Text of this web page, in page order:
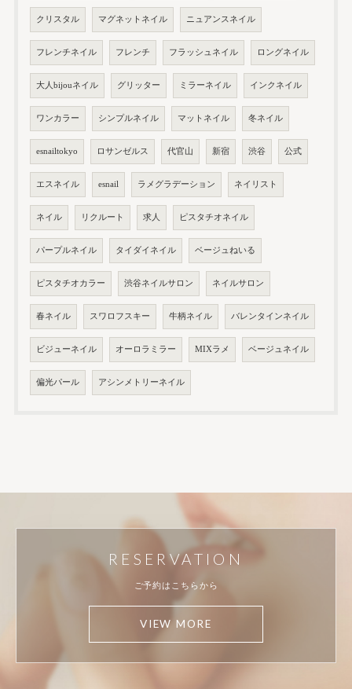
クリスタル マグネットネイル ニュアンスネイル
フレンチネイル フレンチ フラッシュネイル ロングネイル
大人bijouネイル グリッター ミラーネイル インクネイル
ワンカラー シンプルネイル マットネイル 冬ネイル
esnailtokyo ロサンゼルス 代官山 新宿 渋谷 公式
エスネイル esnail ラメグラデーション ネイリスト
ネイル リクルート 求人 ピスタチオネイル
パープルネイル タイダイネイル ベージュねいる
ピスタチオカラー 渋谷ネイルサロン ネイルサロン
春ネイル スワロフスキー 牛柄ネイル バレンタインネイル
ビジューネイル オーロラミラー MIXラメ ベージュネイル
偏光パール アシンメトリーネイル
ご予約はこちらから
RESERVATION
VIEW MORE